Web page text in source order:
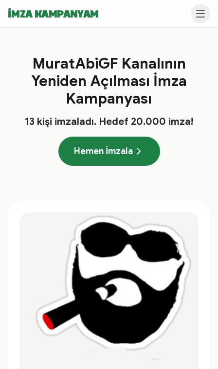
İMZA KAMPANYAM
MuratAbiGF Kanalının
Yeniden Açılması İmza
Kampanyası
13 kişi imzaladı. Hedef 20.000 imza!
Hemen İmzala